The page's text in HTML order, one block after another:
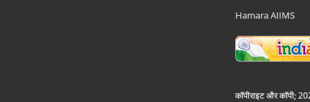
Hamara AIIMS
कॉपीराइट और कॉपी;